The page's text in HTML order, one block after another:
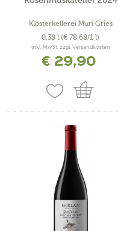
Klosterkellerei Muri Gries
0,38 l (€ 78,68/1 l)
inkl. MwSt. zzgl. Versandkosten
€ 29,90